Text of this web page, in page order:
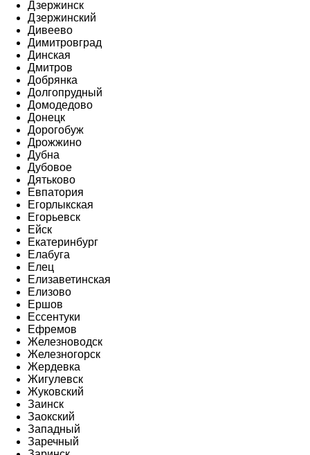
Дзержинск
Дзержинский
Дивеево
Димитровград
Динская
Дмитров
Добрянка
Долгопрудный
Домодедово
Донецк
Дорогобуж
Дрожжино
Дубна
Дубовое
Дятьково
Евпатория
Егорлыкская
Егорьевск
Ейск
Екатеринбург
Елабуга
Елец
Елизаветинская
Елизово
Ершов
Ессентуки
Ефремов
Железноводск
Железногорск
Жердевка
Жигулевск
Жуковский
Заинск
Заокский
Западный
Заречный